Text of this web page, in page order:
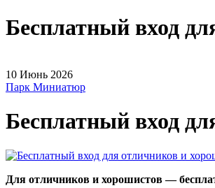
Бесплатный вход
10 Июнь 2026
Парк Миниатюр
Бесплатный вход
Для отличников и хорошистов —